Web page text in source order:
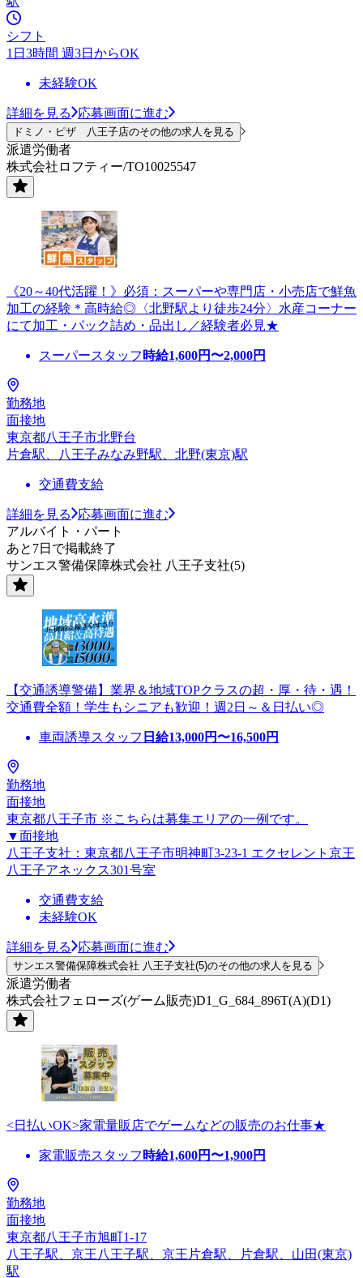
シフト
1日3時間 週3日からOK
未経験OK
詳細を見る 応募画面に進む
ドミノ・ピザ 八王子店のその他の求人を見る
派遣労働者
株式会社ロフティー/TO10025547
《20～40代活躍！》必須：スーパーや専門店・小売店で鮮魚
加工の経験＊高時給◎〈北野駅より徒歩24分〉水産コーナー
にて加工・パック詰め・品出し／経験者必見★
スーパースタッフ 時給1,600円〜2,000円
勤務地
面接地
東京都八王子市北野台
片倉駅、八王子みなみ野駅、北野(東京)駅
交通費支給
詳細を見る
応募画面に進む
アルバイト・パート
あと7日で掲載終了
サンエス警備保障株式会社 八王子支社(5)
【交通誘導警備】業界＆地域TOPクラスの超・厚・待・遇！
交通費全額！学生もシニアも歓迎！週2日～＆日払い◎
車両誘導スタッフ 日給13,000円〜16,500円
勤務地
面接地
東京都八王子市 ※こちらは募集エリアの一例です。
▼面接地
八王子支社：東京都八王子市明神町3-23-1 エクセレント京王
八王子アネックス301号室
交通費支給
未経験OK
詳細を見る 応募画面に進む
サンエス警備保障株式会社 八王子支社(5)のその他の求人を見る
派遣労働者
株式会社フェローズ(ゲーム販売)D1_G_684_896T(A)(D1)
<日払いOK>家電量販店でゲームなどの販売のお仕事★
家電販売スタッフ 時給1,600円〜1,900円
勤務地
面接地
東京都八王子市旭町1-17
八王子駅、京王八王子駅、京王片倉駅、片倉駅、山田(東京)
駅